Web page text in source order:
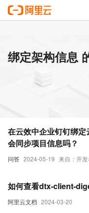
绑定架构信息
问答 2024-05-19 来自：开
在云效中企业钉钉绑
会同步项目信息吗？
阿里云文档 2024-03-20
如何查看dtx-client-